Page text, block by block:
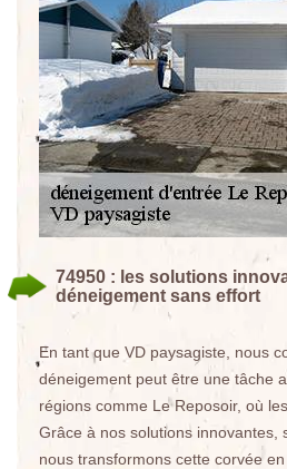
74950 : les solutions
déneigement sans effort
En tant que VD paysagiste, nous
déneigement peut être une tâche
régions comme Le Reposoir, où
Grâce à nos solutions innovantes,
nous transformons cette corvée